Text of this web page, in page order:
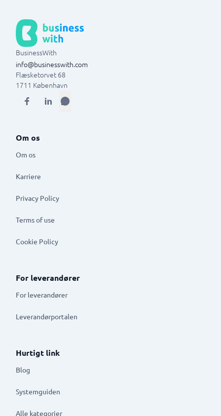
BusinessWith
info@businesswith.com
Flæsketorvet 68
1711 København
Om os
Om os
Karriere
Privacy Policy
Terms of use
Cookie Policy
For leverandører
For leverandører
Leverandørportalen
Hurtigt link
Blog
Systemguiden
Alle kategorier